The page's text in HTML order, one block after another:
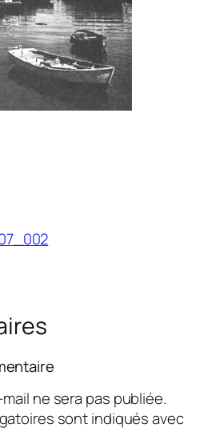
ne sera pas publiée.
sont indiqués avec